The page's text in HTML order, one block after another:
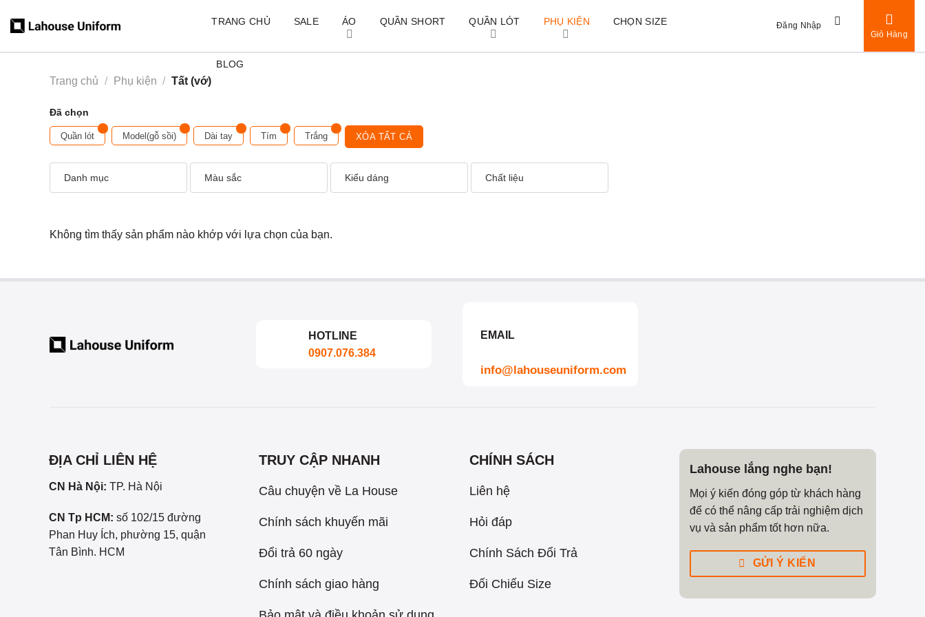
TRANG CHỦ SALE ÁO QUẦN SHORT QUẦN LÓT PHỤ KIỆN CHỌN SIZE
BLOG
Đăng Nhập
Giỏ Hàng
Trang chủ / Phụ kiện / Tất (vớ)
Đã chọn
Quần lót Model(gỗ sồi) Dài tay Tím Trắng XÓA TẤT CẢ
Danh mục Màu sắc Kiểu dáng Chất liệu
Không tìm thấy sản phẩm nào khớp với lựa chọn của bạn.
HOTLINE
0907.076.384
EMAIL
info@lahouseuniform.com
ĐỊA CHỈ LIÊN HỆ
CN Hà Nội: TP. Hà Nội
CN Tp HCM: số 102/15 đường
Phan Huy Ích, phường 15, quận
Tân Bình. HCM
TRUY CẬP NHANH
Câu chuyện về La House
Chính sách khuyến mãi
Đổi trả 60 ngày
Chính sách giao hàng
CHÍNH SÁCH
Liên hệ
Hỏi đáp
Chính Sách Đổi Trả
Đối Chiếu Size
Lahouse lắng nghe bạn!
Mọi ý kiến đóng góp từ khách hàng
để có thể nâng cấp trải nghiệm dịch
vụ và sản phẩm tốt hơn nữa.
GỬI Ý KIẾN